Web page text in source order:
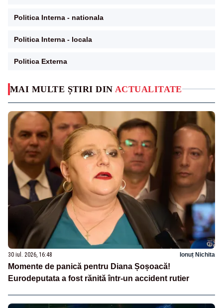
MAI MULTE ȘTIRI DIN ACTUALITATE
30 iul. 2026, 16:48 Ionuț Nichita
Momente de panică pentru Diana Șoșoacă!
Eurodeputata a fost rănită într-un accident rutier
Politica Interna - nationala
Politica Interna - locala
Politica Externa